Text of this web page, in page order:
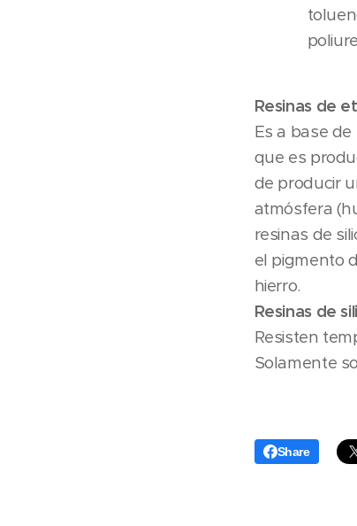
Resinas de
Es a base
que es
de producir
atmósfera
resinas de
el pigmento
hierro.
Resinas de
Resisten
Solamente
Share